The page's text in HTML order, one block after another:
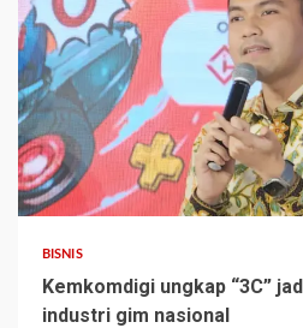
BISNIS
Kemkomdigi ungkap “3C”
industri gim nasional